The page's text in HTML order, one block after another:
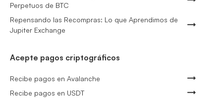
Perpetuos de BTC
Repensando las Recompras: Lo que Aprendimos de
Jupiter Exchange
Acepte pagos criptográficos
Recibe pagos en Avalanche
Recibe pagos en USDT